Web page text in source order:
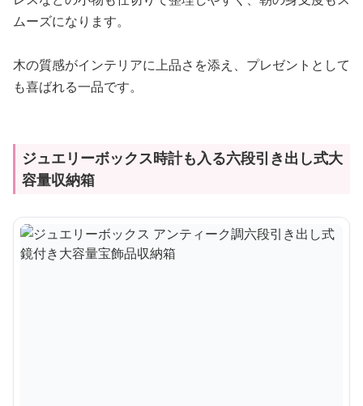
ムーズになります。
木の質感がインテリアに上品さを添え、プレゼントとして
も喜ばれる一品です。
ジュエリーボックス時計も入る六段引き出し式大
容量収納箱